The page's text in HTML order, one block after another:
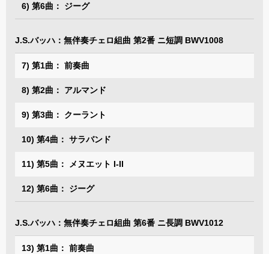
6) 第6曲： ジーグ
J.S.バッハ：無伴奏チェロ組曲 第2番 ニ短調 BWV1008
7) 第1曲： 前奏曲
8) 第2曲： アルマンド
9) 第3曲： クーラント
10) 第4曲： サラバンド
11) 第5曲： メヌエット I-II
12) 第6曲： ジーグ
J.S.バッハ：無伴奏チェロ組曲 第6番 ニ長調 BWV1012
13) 第1曲： 前奏曲